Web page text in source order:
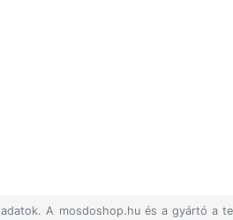
A mosdoshop.hu és a gyártó a